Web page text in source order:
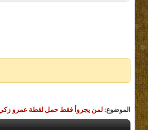
الموضوع: لمن يجروأ فقط حمل لقطة عمرو